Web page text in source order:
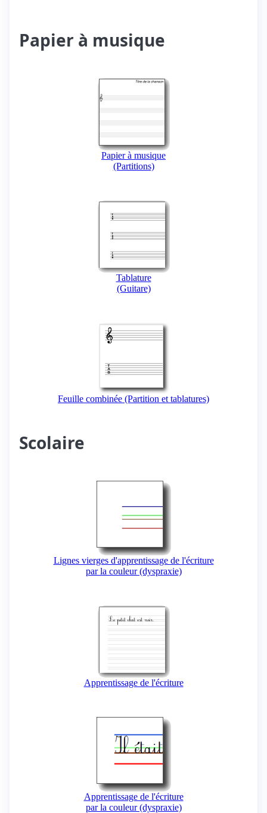
Papier à musique
Papier à musique
(Partitions)
Tablature
(Guitare)
Feuille combinée (Partition et tablatures)
Scolaire
Lignes vierges d'apprentissage de l'écriture
par la couleur (dyspraxie)
Apprentissage de l'écriture
Apprentissage de l'écriture
par la couleur (dyspraxie)